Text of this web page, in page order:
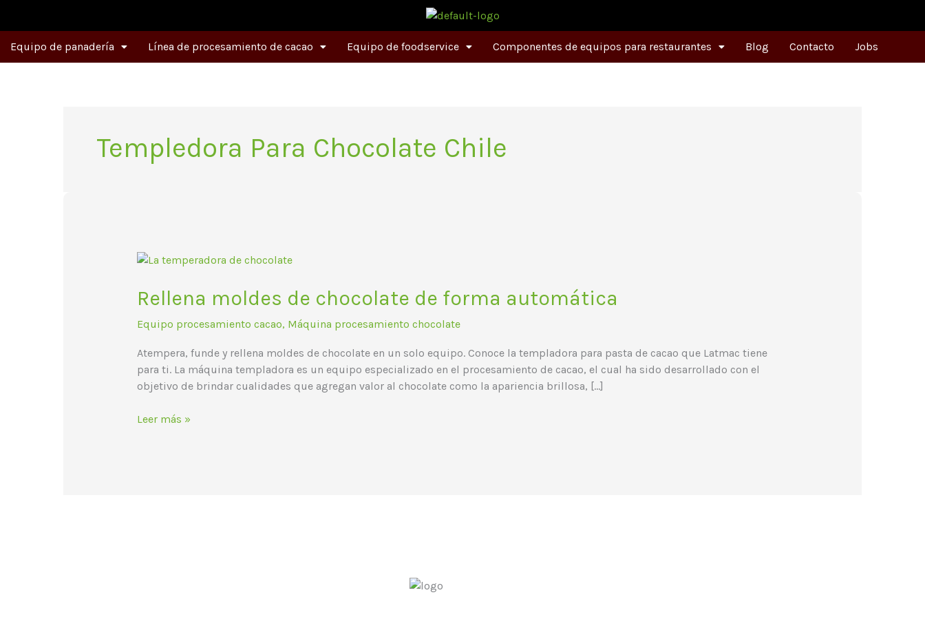
contenido
Equipo de panadería Línea de procesamiento de cacao Equipo de foodservice Componentes de equipos para restaurantes Blog Contacto Jobs
Templedora Para Chocolate Chile
Rellena moldes de chocolate de forma automática
Equipo procesamiento cacao, Máquina procesamiento chocolate
Atempera, funde y rellena moldes de chocolate en un solo equipo. Conoce la templadora para pasta de cacao que Latmac tiene
para ti. La máquina templadora es un equipo especializado en el procesamiento de cacao, el cual ha sido desarrollado con el
objetivo de brindar cualidades que agregan valor al chocolate como la apariencia brillosa, […]
Rellena
de
chocolate
de
automática
Leer más »